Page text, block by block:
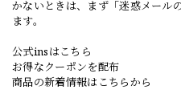
かないときは、まず「迷惑メール
ます。
公式insはこちら
お得なクーポンを配布
商品の新着情報はこちらから